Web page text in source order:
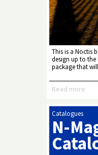
This is a Noctis
design up to
package that
Read more
Catalogues
N-